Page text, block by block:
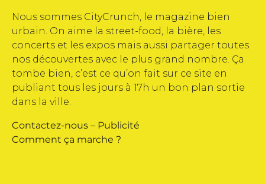
Nous sommes CityCrunch, le magazine bien
urbain. On aime la street-food, la bière, les
concerts et les expos mais aussi partager toutes
nos découvertes avec le plus grand nombre. Ça
tombe bien, c’est ce qu’on fait sur ce site en
publiant tous les jours à 17h un bon plan sortie
dans la ville.
Contactez-nous – Publicité
Comment ça marche ?